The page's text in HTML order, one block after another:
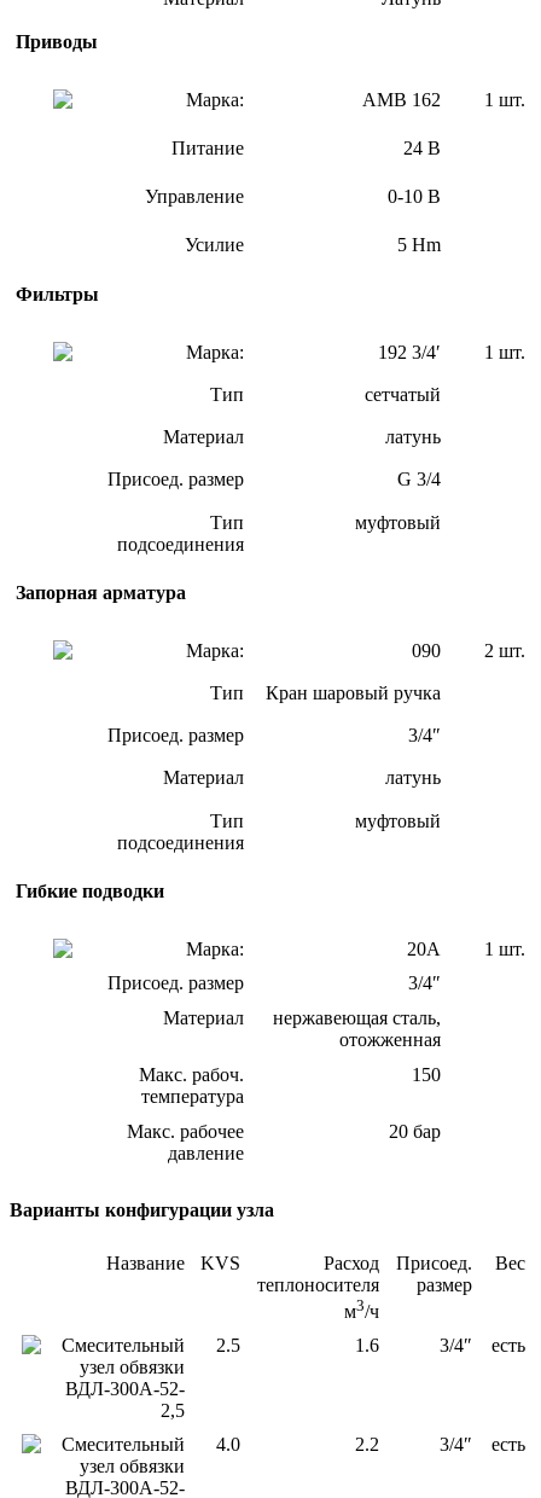
Приводы
Марка: АМВ 162 1 шт.
Питание 24 В
Управление 0-10 В
Усилие 5 Hm
Фильтры
Марка: 192 3/4′ 1 шт.
Тип сетчатый
Материал латунь
Присоед. размер G 3/4
Тип
подсоединения
муфтовый
Запорная арматура
Марка: 090 2 шт.
Тип Кран шаровый ручка
Присоед. размер 3/4″
Материал латунь
Тип
подсоединения
муфтовый
Гибкие подводки
Марка: 20А
1 шт.
Присоед. размер
3/4″
Материал
нержавеющая сталь,
отожженная
Макс. рабоч.
температура
150
Макс. рабочее
давление
20 бар
Варианты конфигурации узла
Название KVS
Расход
теплоносителя
м3/ч
Присоед.
размер
Вес
Смесительный
узел обвязки
ВДЛ-300A-52-
2,5
2.5 1.6 3/4″ есть
Смесительный
узел обвязки
ВДЛ-300A-52-
4.0 2.2 3/4″ есть